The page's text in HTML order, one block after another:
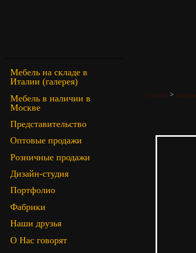
Мебель на складе в
Италии (галерея)
Мебель в наличии в
Москве
Представительство
Оптовые продажи
Розничные продажи
Дизайн-студия
Портфолио
Фабрики
Наши друзья
О Нас говорят
Главная >